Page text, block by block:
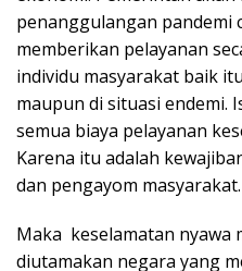
penanggulangan pandemi
memberikan pelayanan
individu masyarakat baik
maupun di situasi endemi.
semua biaya pelayanan
Karena itu adalah
dan pengayom masyarakat.
Maka keselamatan nyawa
diutamakan negara yang